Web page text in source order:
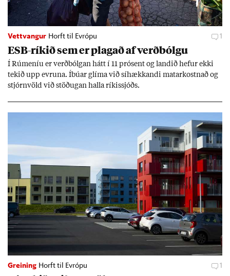
Vettvangur Horft til Evrópu 1
ESB-rík­ið sem er plag­að af verð­bólgu
Í Rúm­en­íu er verð­bólg­an hátt í 11 pró­sent og land­ið hef­ur ekki
tek­ið upp evr­una. Íbú­ar glíma við sí­hækk­andi mat­ar­kostn­að og
stjórn­völd við stöð­ug­an halla rík­is­sjóðs.
Greining Horft til Evrópu 1